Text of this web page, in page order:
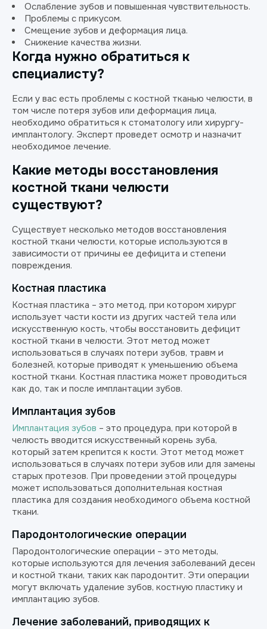
Ослабление зубов и повышенная чувствительность.
Проблемы с прикусом.
Смещение зубов и деформация лица.
Снижение качества жизни.
Когда нужно обратиться к
специалисту?
Если у вас есть проблемы с костной тканью челюсти, в
том числе потеря зубов или деформация лица,
необходимо обратиться к стоматологу или хирургу-
имплантологу. Эксперт проведет осмотр и назначит
необходимое лечение.
Какие методы восстановления
костной ткани челюсти
существуют?
Существует несколько методов восстановления
костной ткани челюсти, которые используются в
зависимости от причины ее дефицита и степени
повреждения.
Костная пластика
Костная пластика – это метод, при котором хирург
использует части кости из других частей тела или
искусственную кость, чтобы восстановить дефицит
костной ткани в челюсти. Этот метод может
использоваться в случаях потери зубов, травм и
болезней, которые приводят к уменьшению объема
костной ткани. Костная пластика может проводиться
как до, так и после имплантации зубов.
Имплантация зубов
Имплантация зубов – это процедура, при которой в
челюсть вводится искусственный корень зуба,
который затем крепится к кости. Этот метод может
использоваться в случаях потери зубов или для замены
старых протезов. При проведении этой процедуры
может использоваться дополнительная костная
пластика для создания необходимого объема костной
ткани.
Пародонтологические операции
Пародонтологические операции – это методы,
которые используются для лечения заболеваний десен
и костной ткани, таких как пародонтит. Эти операции
могут включать удаление зубов, костную пластику и
имплантацию зубов.
Лечение заболеваний, приводящих к